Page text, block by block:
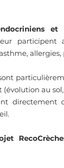
et
participent
au
directement